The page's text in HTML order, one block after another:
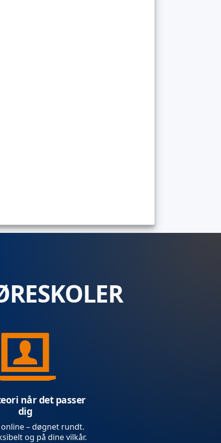
når det passer
dig
– døgnet rundt.
og på dine vilkår.